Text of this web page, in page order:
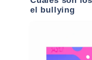
el bullying